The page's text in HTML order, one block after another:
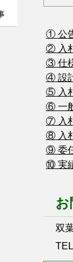
① 公
② 入
③ 仕
④ 設
⑤ 入
⑥ 一
⑦ 入
⑧ 入
⑨ 委
⑩ 実
お
双
TEL